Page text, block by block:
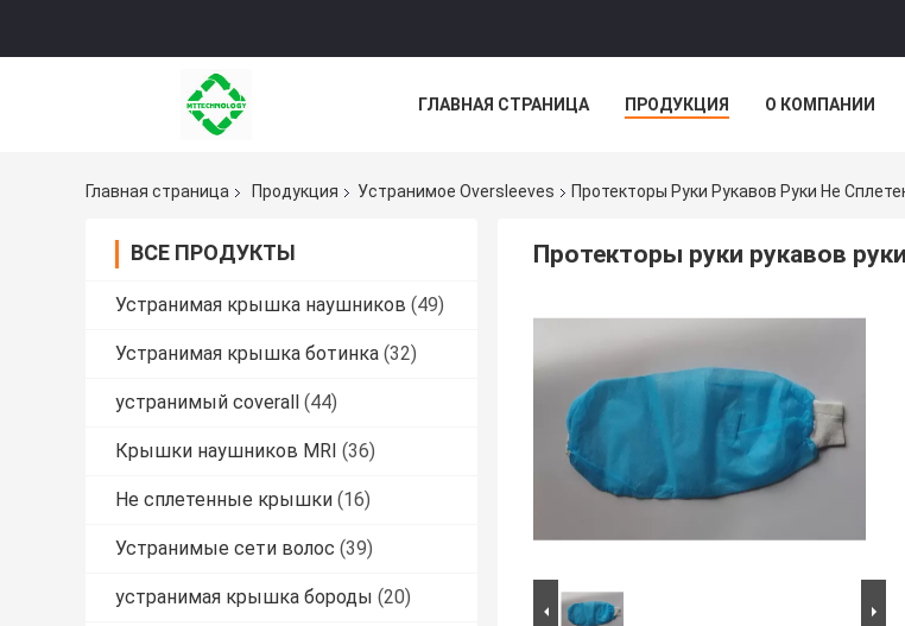
ГЛАВНАЯ СТРАНИЦА ПРОДУКЦИЯ О КОМПАНИИ
Главная страница
Продукция Устранимое Oversleeves Протекторы Руки Рукавов Руки Не
ВСЕ ПРОДУКТЫ
Устранимая крышка наушников (49)
Устранимая крышка ботинка (32)
устранимый coverall (44)
Крышки наушников MRI (36)
Не сплетенные крышки (16)
Устранимые сети волос (39)
устранимая крышка бороды (20)
Протекторы руки рукавов